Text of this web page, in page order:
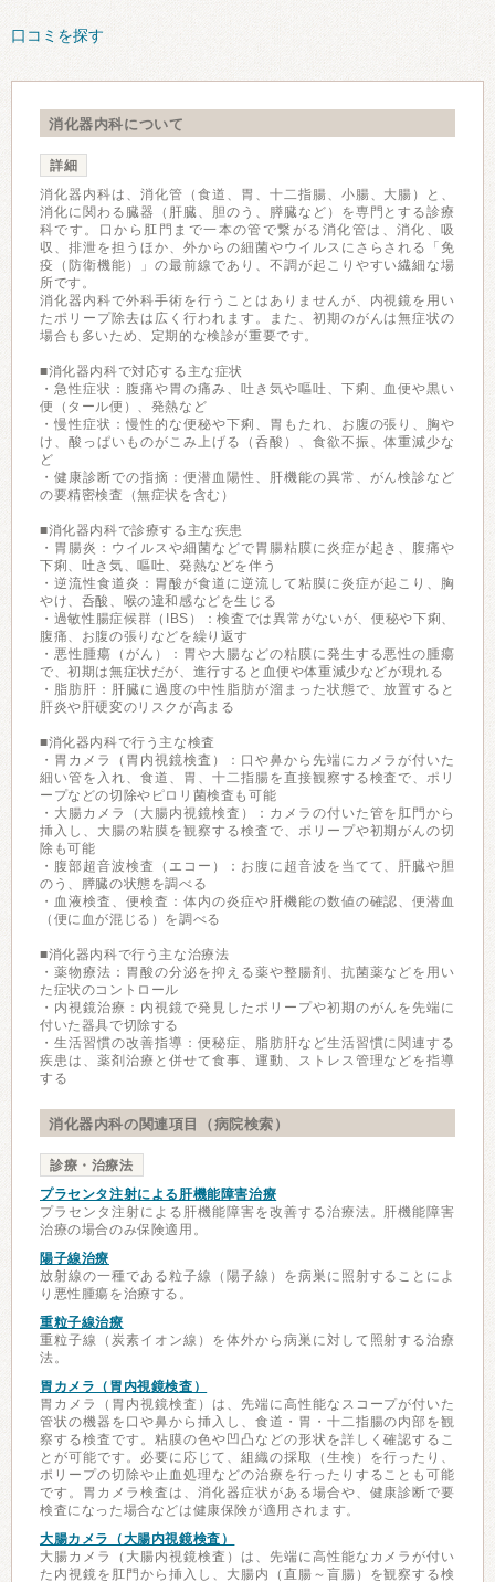
口コミを探す
消化器内科について
詳細
消化器内科は、消化管（食道、胃、十二指腸、小腸、大腸）と、
消化に関わる臓器（肝臓、胆のう、膵臓など）を専門とする診療
科です。口から肛門まで一本の管で繋がる消化管は、消化、吸
収、排泄を担うほか、外からの細菌やウイルスにさらされる「免
疫（防衛機能）」の最前線であり、不調が起こりやすい繊細な場
所です。
消化器内科で外科手術を行うことはありませんが、内視鏡を用い
たポリープ除去は広く行われます。また、初期のがんは無症状の
場合も多いため、定期的な検診が重要です。
■消化器内科で対応する主な症状
・急性症状：腹痛や胃の痛み、吐き気や嘔吐、下痢、血便や黒い
便（タール便）、発熱など
・慢性症状：慢性的な便秘や下痢、胃もたれ、お腹の張り、胸や
け、酸っぱいものがこみ上げる（呑酸）、食欲不振、体重減少な
ど
・健康診断での指摘：便潜血陽性、肝機能の異常、がん検診など
の要精密検査（無症状を含む）
■消化器内科で診療する主な疾患
・胃腸炎：ウイルスや細菌などで胃腸粘膜に炎症が起き、腹痛や
下痢、吐き気、嘔吐、発熱などを伴う
・逆流性食道炎：胃酸が食道に逆流して粘膜に炎症が起こり、胸
やけ、呑酸、喉の違和感などを生じる
・過敏性腸症候群（IBS）：検査では異常がないが、便秘や下痢、
腹痛、お腹の張りなどを繰り返す
・悪性腫瘍（がん）：胃や大腸などの粘膜に発生する悪性の腫瘍
で、初期は無症状だが、進行すると血便や体重減少などが現れる
・脂肪肝：肝臓に過度の中性脂肪が溜まった状態で、放置すると
肝炎や肝硬変のリスクが高まる
■消化器内科で行う主な検査
・胃カメラ（胃内視鏡検査）：口や鼻から先端にカメラが付いた
細い管を入れ、食道、胃、十二指腸を直接観察する検査で、ポリ
ープなどの切除やピロリ菌検査も可能
・大腸カメラ（大腸内視鏡検査）：カメラの付いた管を肛門から
挿入し、大腸の粘膜を観察する検査で、ポリープや初期がんの切
除も可能
・腹部超音波検査（エコー）：お腹に超音波を当てて、肝臓や胆
のう、膵臓の状態を調べる
・血液検査、便検査：体内の炎症や肝機能の数値の確認、便潜血
（便に血が混じる）を調べる
■消化器内科で行う主な治療法
・薬物療法：胃酸の分泌を抑える薬や整腸剤、抗菌薬などを用い
た症状のコントロール
・内視鏡治療：内視鏡で発見したポリープや初期のがんを先端に
付いた器具で切除する
・生活習慣の改善指導：便秘症、脂肪肝など生活習慣に関連する
疾患は、薬剤治療と併せて食事、運動、ストレス管理などを指導
する
消化器内科の関連項目（病院検索）
診療・治療法
プラセンタ注射による肝機能障害治療
プラセンタ注射による肝機能障害を改善する治療法。肝機能障害
治療の場合のみ保険適用。
陽子線治療
放射線の一種である粒子線（陽子線）を病巣に照射することによ
り悪性腫瘍を治療する。
重粒子線治療
重粒子線（炭素イオン線）を体外から病巣に対して照射する治療
法。
胃カメラ（胃内視鏡検査）
胃カメラ（胃内視鏡検査）は、先端に高性能なスコープが付いた
管状の機器を口や鼻から挿入し、食道・胃・十二指腸の内部を観
察する検査です。粘膜の色や凹凸などの形状を詳しく確認するこ
とが可能です。必要に応じて、組織の採取（生検）を行ったり、
ポリープの切除や止血処理などの治療を行ったりすることも可能
です。胃カメラ検査は、消化器症状がある場合や、健康診断で要
検査になった場合などは健康保険が適用されます。
大腸カメラ（大腸内視鏡検査）
大腸カメラ（大腸内視鏡検査）は、先端に高性能なカメラが付い
た内視鏡を肛門から挿入し、大腸内（直腸～盲腸）を観察する検